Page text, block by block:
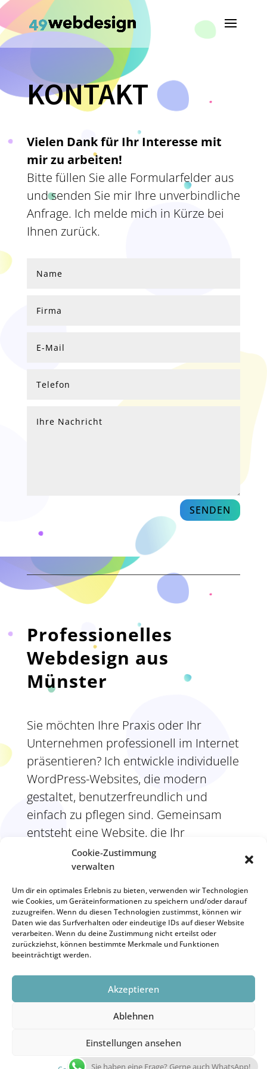
Cookie-Zustimmung
verwalten
Um dir ein optimales Erlebnis zu bieten, verwenden wir Technologien
wie Cookies, um Geräteinformationen zu speichern und/oder darauf
zuzugreifen. Wenn du diesen Technologien zustimmst, können wir
Daten wie das Surfverhalten oder eindeutige IDs auf dieser Website
verarbeiten. Wenn du deine Zustimmung nicht erteilst oder
zurückziehst, können bestimmte Merkmale und Funktionen
beeinträchtigt werden.
Akzeptieren
Ablehnen
Einstellungen ansehen
KONTAKT
Vielen Dank für Ihr Interesse mit
mir zu arbeiten!
Bitte füllen Sie alle Formularfelder aus
und senden Sie mir Ihre unverbindliche
Anfrage. Ich melde mich in Kürze bei
Ihnen zurück.
SENDEN
Professionelles
Webdesign aus
Münster
Sie möchten Ihre Praxis oder Ihr
Unternehmen professionell im Internet
präsentieren? Ich entwickle individuelle
WordPress-Websites, die modern
gestaltet, benutzerfreundlich und
einfach zu pflegen sind. Gemeinsam
entsteht eine Website, die Ihr
Unternehmen authentisch präsentiert
und einen professionellen ersten
Eindruck vermittelt.
ANFRAGE STARTEN
Dr. Maja Schulz-Parac | Webdesign Münster
64070643 |web@majaschulz.de| Hammer Straße
IMPRESSUM
Sie haben eine Frage? Gerne auch WhatsApp!